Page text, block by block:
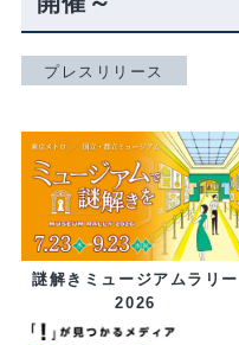
プレスリリース
謎解きミュージアムラリー
2026